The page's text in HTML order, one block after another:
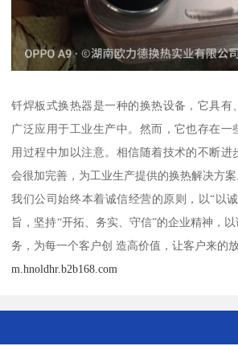
钎焊板式换热器是一种的换热设备，它具有
广泛应用于工业生产中。然而，它也存在一
用过程中加以注意。相信随着技术的不断进
会很加完善，为工业生产提供的换热解决方案
我们公司始终本着诚信经营的原则，以“以
旨，坚持“开拓、务实、守信”的企业精神，
务，为每一个客户创 造高价值，让客户来的
m.hnoldhr.b2b168.com